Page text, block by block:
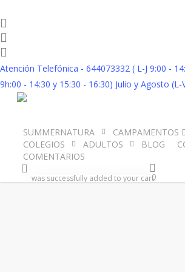
to
main
content
twitter
facebook
instagram
Atención Telefónica - 644073332 ( L-J 9:00 -
9h:00 - 14:30 y 15:30 - 16:30) Julio y Agosto (L-
SUMMERNATURA
CAMPAMENTOS
COLEGIOS
ADULTOS BLOG
COMENTARIOS
0
was successfully added to your cart.
no images were found